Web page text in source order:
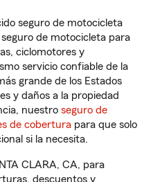
seguro de motocicleta
de motocicleta para
ciclomotores y
servicio confiable de la
grande de los Estados
y daños a la propiedad
nuestro seguro de
de cobertura para que solo
si la necesita.
CLARA, CA, para
descuentos y